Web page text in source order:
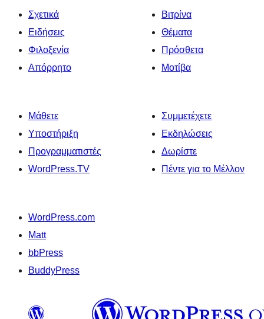
Σχετικά
Ειδήσεις
Φιλοξενία
Απόρρητο
Βιτρίνα
Θέματα
Πρόσθετα
Μοτίβα
Μάθετε
Υποστήριξη
Προγραμματιστές
WordPress.TV
Συμμετέχετε
Εκδηλώσεις
Δωρίστε
Πέντε για το Μέλλον
WordPress.com
Matt
bbPress
BuddyPress